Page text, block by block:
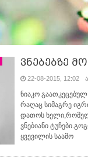
ვნებებზე
22-08-2015, 12:02
ნიაკო
რაღაც სიმაგრე
დათოს
ვნებიანი
ყვევილის საამო